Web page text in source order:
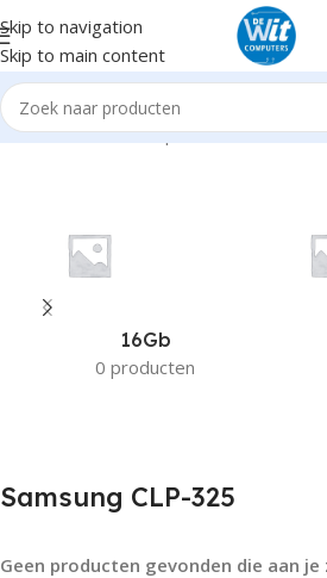
Skip to navigation
Skip to main content
Home Product Compatible Printers
16Gb
0 producten
Samsung CLP-325
Geen producten gevonden die aan